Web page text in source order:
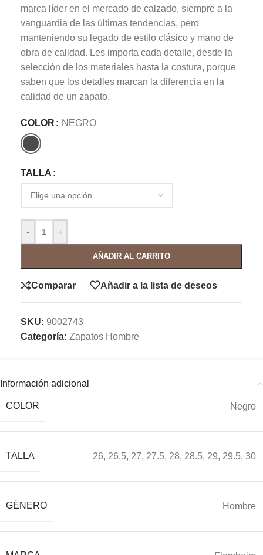
marca líder en el mercado de calzado, siempre a la
vanguardia de las últimas tendencias, pero
manteniendo su legado de estilo clásico y mano de
obra de calidad. Les importa cada detalle, desde la
selección de los materiales hasta la costura, porque
saben que los detalles marcan la diferencia en la
calidad de un zapato.
COLOR NEGRO
TALLA
- +
AÑADIR AL CARRITO
Comparar Añadir a la lista de deseos
SKU: 9002743
Categoría: Zapatos Hombre
Información adicional
COLOR Negro
TALLA 26, 26.5, 27, 27.5, 28, 28.5, 29, 29.5, 30
GÉNERO Hombre